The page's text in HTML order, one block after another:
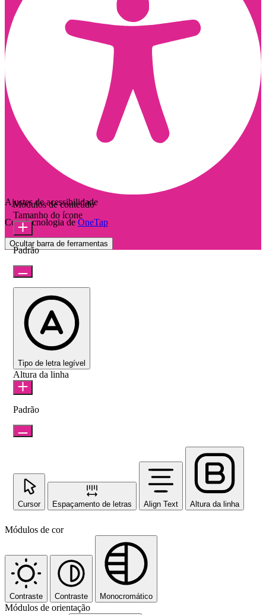
Ajustes de acessibilidade
Com tecnologia de OneTap
Ocultar barra de ferramentas
Módulos de conteúdo
Tamanho do ícone
Padrão
Tipo de letra legível
Altura da linha
Padrão
Cursor Espaçamento de letras Align Text Altura da linha
Módulos de cor
Contraste Contraste Monocromático
Módulos de orientação